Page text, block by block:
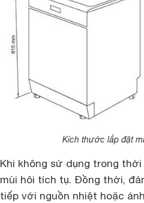
Kích thước lắp đặt
Khi không sử dụng trong
mùi hôi tích tụ. Đồng thời,
tiếp với nguồn nhiệt hoặc